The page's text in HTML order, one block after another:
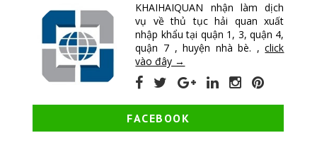
KHAIHAIQUAN nhận làm dịch
vụ về thủ tục hải quan xuất
nhập khẩu tại quận 1, 3, quận 4,
quận 7 , huyện nhà bè. ,click
vào đây →
FACEBOOK